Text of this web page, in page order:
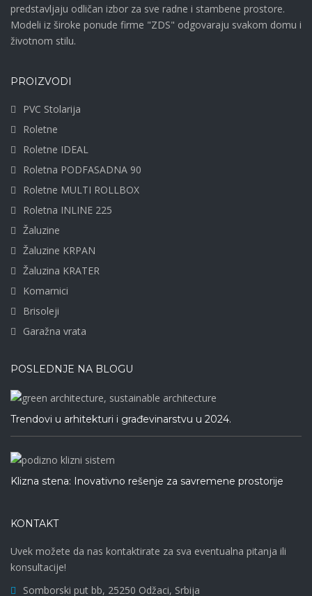
predstavljaju odličan izbor za sve radne i stambene prostore.
Modeli iz široke ponude firme "ZDS" odgovaraju svakom domu i
životnom stilu.
PROIZVODI
PVC Stolarija
Roletne
Roletne IDEAL
Roletna PODFASADNA 90
Roletne MULTI ROLLBOX
Roletna INLINE 225
Žaluzine
Žaluzine KRPAN
Žaluzina KRATER
Komarnici
Brisoleji
Garažna vrata
POSLEDNJE NA BLOGU
Trendovi u arhitekturi i građevinarstvu u 2024.
Klizna stena: Inovativno rešenje za savremene prostorije
KONTAKT
Uvek možete da nas kontaktirate za sva eventualna pitanja ili
konsultacije!
Somborski put bb, 25250 Odžaci, Srbija